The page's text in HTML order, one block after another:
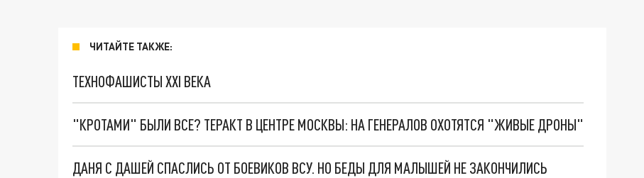
ЧИТАЙТЕ ТАКЖЕ:
ТЕХНОФАШИСТЫ XXI ВЕКА
"КРОТАМИ" БЫЛИ ВСЕ? ТЕРАКТ В ЦЕНТРЕ МОСКВЫ: НА ГЕНЕРАЛОВ ОХОТЯТСЯ "ЖИВЫЕ ДРОНЫ"
ДАНЯ С ДАШЕЙ СПАСЛИСЬ ОТ БОЕВИКОВ ВСУ. НО БЕДЫ ДЛЯ МАЛЫШЕЙ НЕ ЗАКОНЧИЛИСЬ